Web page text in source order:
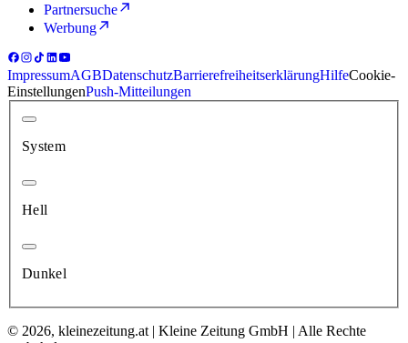
Partnersuche
Werbung
ImpressumAGBDatenschutzBarrierefreiheitserklärungHilfeCookie-
EinstellungenPush-Mitteilungen
System
Hell
Dunkel
© 2026, kleinezeitung.at | Kleine Zeitung GmbH | Alle Rechte